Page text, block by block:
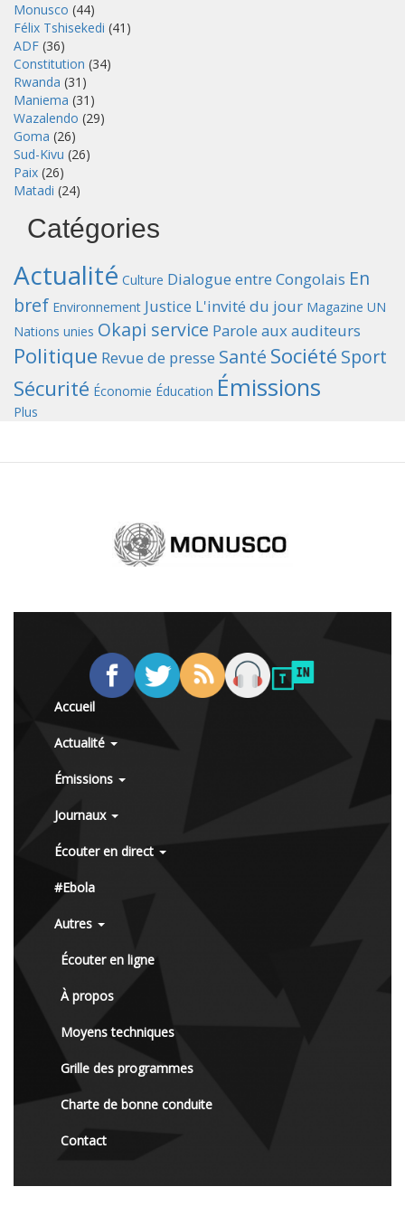
Monusco (44)
Félix Tshisekedi (41)
ADF (36)
Constitution (34)
Rwanda (31)
Maniema (31)
Wazalendo (29)
Goma (26)
Sud-Kivu (26)
Paix (26)
Matadi (24)
Catégories
Actualité Culture Dialogue entre Congolais En
bref Environnement Justice L'invité du jour Magazine UN
Nations unies Okapi service Parole aux auditeurs
Politique Revue de presse Santé Société Sport
Sécurité Économie Éducation Émissions
Plus
Accueil
Actualité
Émissions
Journaux
Écouter en direct
#Ebola
Autres
Écouter en ligne
À propos
Moyens techniques
Grille des programmes
Charte de bonne conduite
Contact